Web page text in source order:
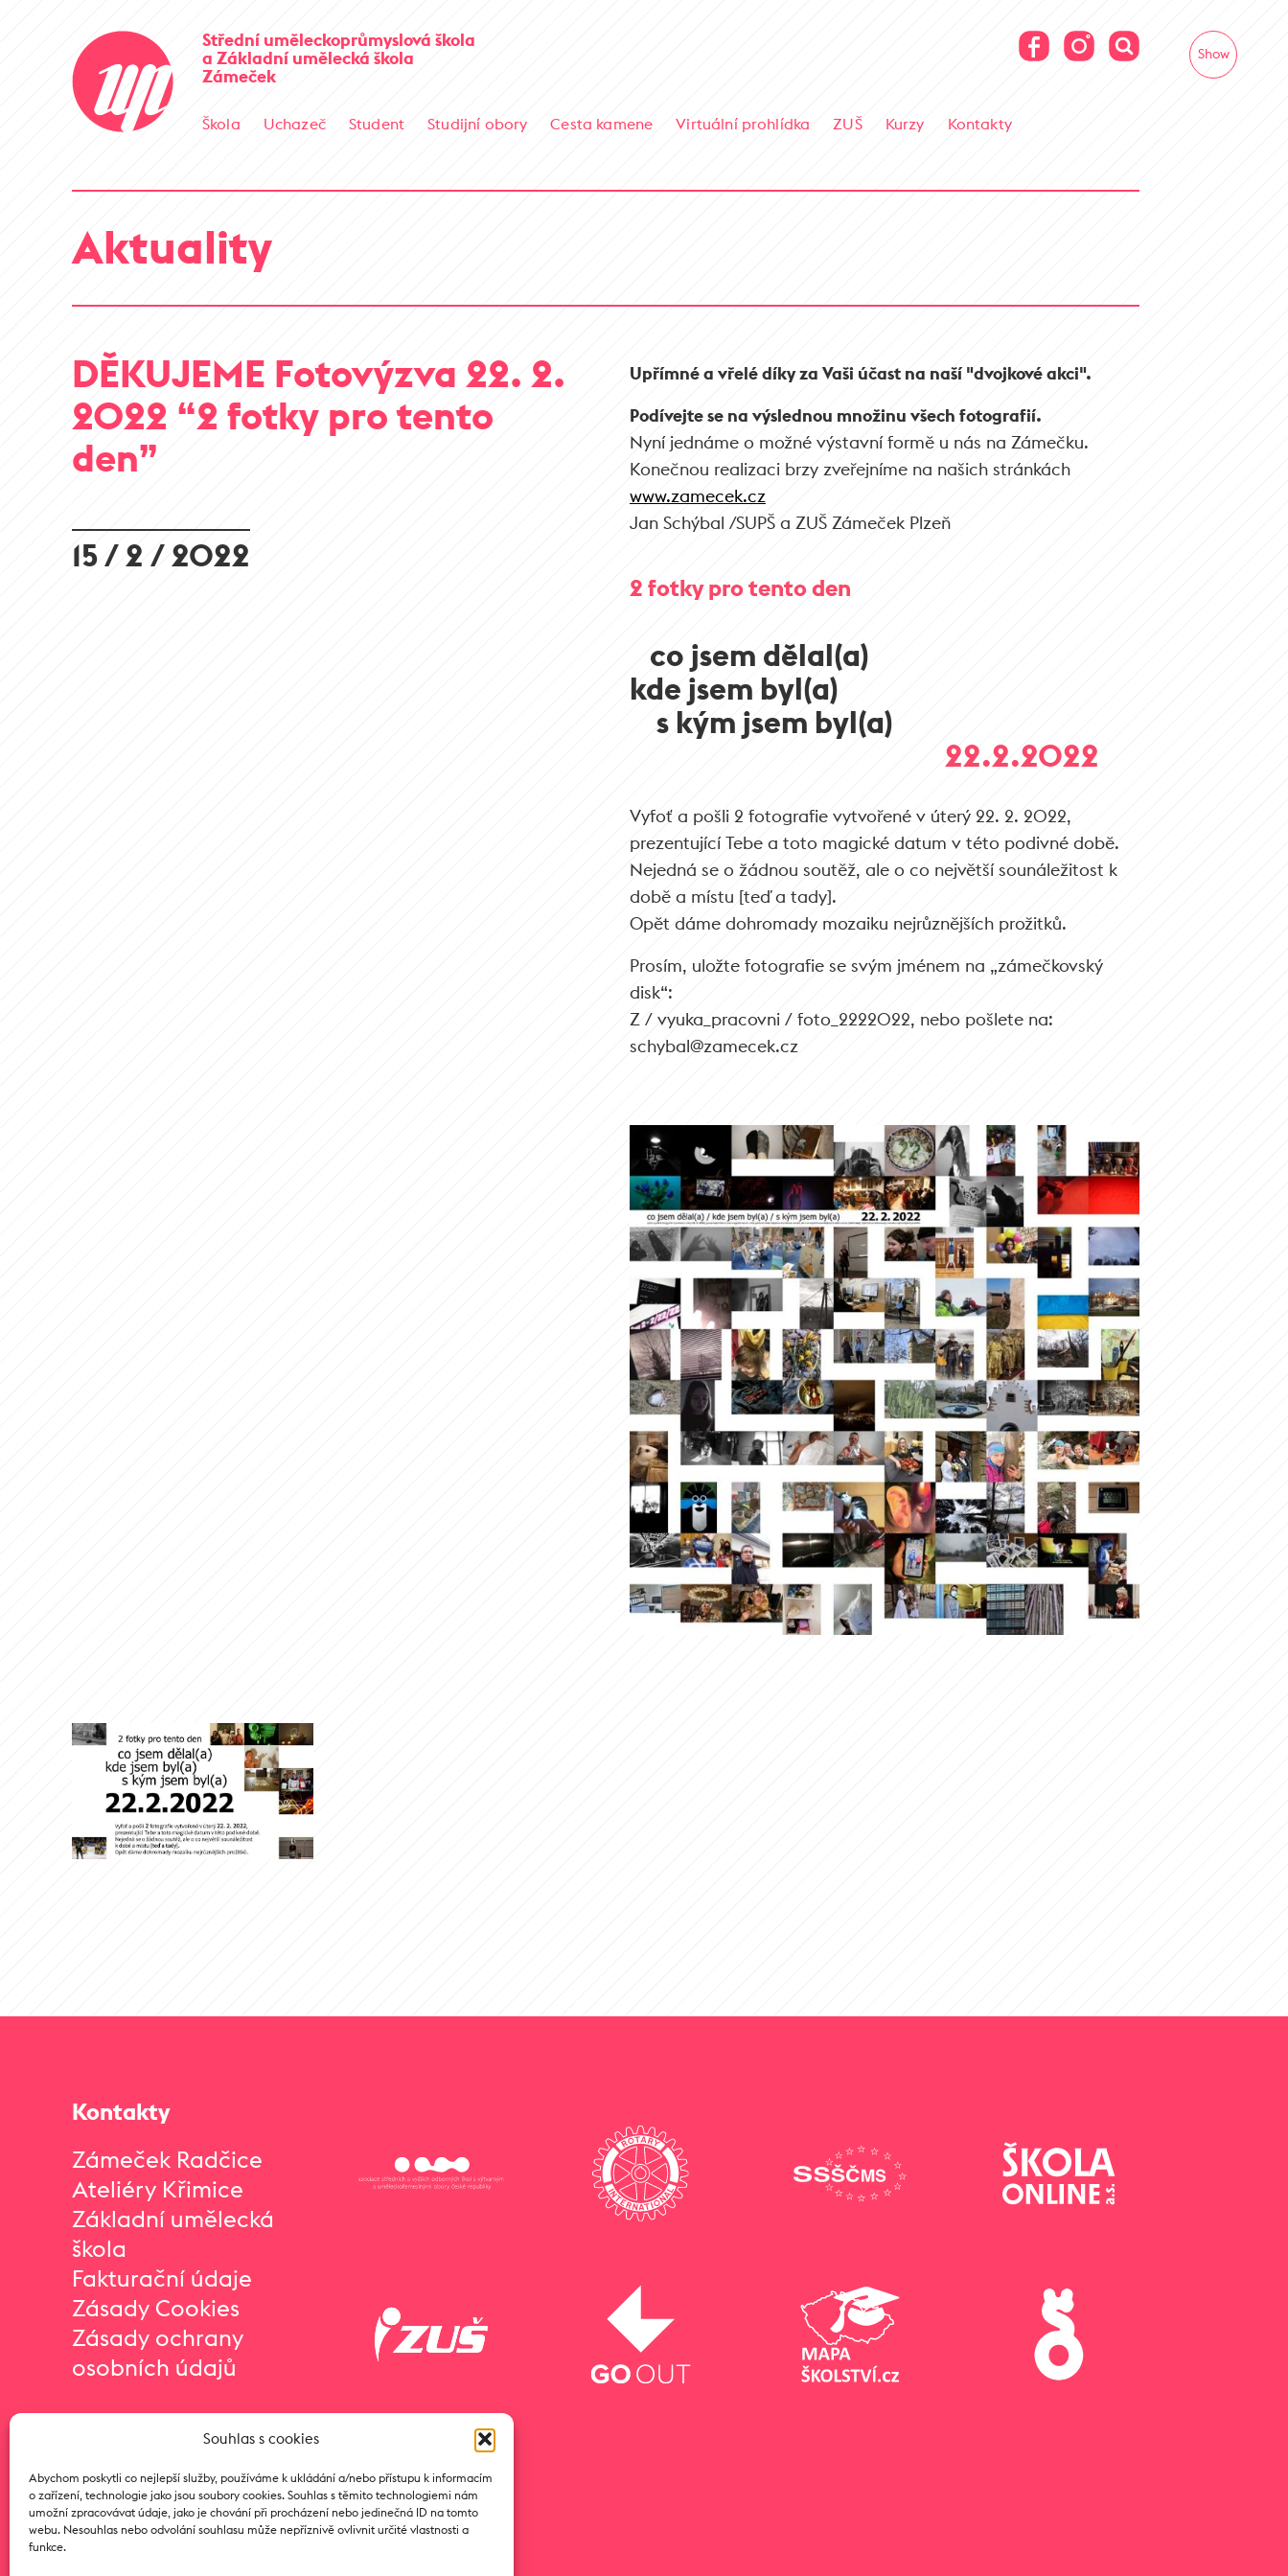
Souhlas s cookies
Abychom poskytli co nejlepší služby, používáme k ukládání a/nebo přístupu k informacím
o zařízení, technologie jako jsou soubory cookies. Souhlas s těmito technologiemi nám
umožní zpracovávat údaje, jako je chování při procházení nebo jedinečná ID na tomto
webu. Nesouhlas nebo odvolání souhlasu může nepříznivě ovlivnit určité vlastnosti a
funkce.
Střední uměleckoprůmyslová škola
a Základní umělecká škola
Zámeček
Škola Uchazeč Student Studijní obory Cesta kamene Virtuální prohlídka ZUŠ Kurzy Kontakty
Aktuality
DĚKUJEME Fotovýzva 22. 2.
2022 “2 fotky pro tento
den”
15 / 2 / 2022
Upřímné a vřelé díky za Vaši účast na naší "dvojkové akci".
Podívejte se na výslednou množinu všech fotografií.
Nyní jednáme o možné výstavní formě u nás na Zámečku.
Konečnou realizaci brzy zveřejníme na našich stránkách
www.zamecek.cz
Jan Schýbal /SUPŠ a ZUŠ Zámeček Plzeň
2 fotky pro tento den
co jsem dělal(a)
kde jsem byl(a)
s kým jsem byl(a)
22.2.2022
Vyfoť a pošli 2 fotografie vytvořené v úterý 22. 2. 2022,
prezentující Tebe a toto magické datum v této podivné době.
Nejedná se o žádnou soutěž, ale o co největší sounáležitost k
době a místu [teď a tady].
Opět dáme dohromady mozaiku nejrůznějších prožitků.
Prosím, uložte fotografie se svým jménem na „zámečkovský
disk“:
Z / vyuka_pracovni / foto_2222022, nebo pošlete na:
schybal@zamecek.cz
Kontakty
Zámeček Radčice
Ateliéry Křimice
Základní umělecká
škola
Fakturační údaje
Zásady Cookies
Zásady ochrany
osobních údajů
Show